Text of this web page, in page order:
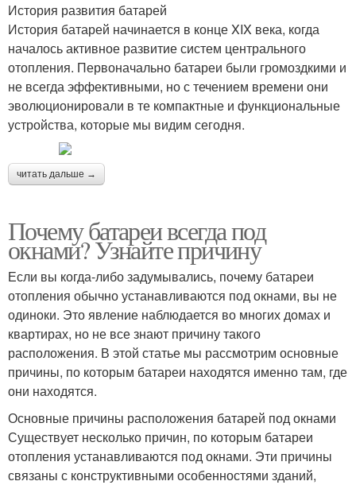
История развития батарей
История батарей начинается в конце XIX века, когда
началось активное развитие систем центрального
отопления. Первоначально батареи были громоздкими и
не всегда эффективными, но с течением времени они
эволюционировали в те компактные и функциональные
устройства, которые мы видим сегодня.
читать дальше →
Почему батареи всегда под
окнами? Узнайте причину
Если вы когда-либо задумывались, почему батареи
отопления обычно устанавливаются под окнами, вы не
одиноки. Это явление наблюдается во многих домах и
квартирах, но не все знают причину такого
расположения. В этой статье мы рассмотрим основные
причины, по которым батареи находятся именно там, где
они находятся.
Основные причины расположения батарей под окнами
Существует несколько причин, по которым батареи
отопления устанавливаются под окнами. Эти причины
связаны с конструктивными особенностями зданий,